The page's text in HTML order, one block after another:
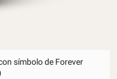
símbolo de Forever